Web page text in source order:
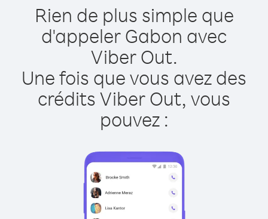
Rien de plus simple que
d'appeler Gabon avec
Viber Out.
Une fois que vous avez des
crédits Viber Out, vous
pouvez :